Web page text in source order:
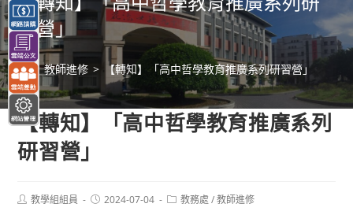
習營」
> 教師進修 > 【轉知】「高中哲學教育推廣系列研習營」
【轉知】「高中哲學教育推廣系列
研習營」
Post教學組組員
Post2024-07-04
Post教務處 / 教師進修